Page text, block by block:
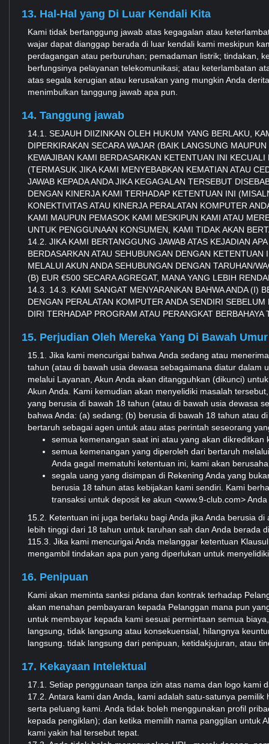
13. Hal-Hal yang Di Luar Kendali Kita
Kami tidak bertanggung jawab atas kegagalan atau
wajar dapat dianggap berada di luar kendali kami meskipun
perdagangan atau perburuhan; pemadaman listrik; tindakan,
berfungsinya pelayanan telekomunikasi; atau keterlambatan
atas segala kerugian atau kerusakan yang mungkin Anda
menimbulkan tanggung jawab apa pun.
14. Tanggung jawab
14.1. SEJAUH DIIZINKAN OLEH HUKUM YANG BERLAKU,
DIPERKIRAKAN SECARA WAJAR (BAIK LANGSUNG
KEWAJIBAN KAMI BERDASARKAN KETENTUAN INI
(TERMASUK JIKA KAMI MENYEBABKAN KEMATIAN ATAU
JAWAB KEPADA ANDA JIKA KEGAGALAN TERSEBUT
DENGAN KINERJA KAMI TERHADAP KETENTUAN INI
KONEKTIVITAS ATAU KINERJA PERALATAN KOMPUTER
KAMI MAUPUN PEMASOK KAMI MESKIPUN KAMI ATAU
UNTUK PENGGUNAAN KONSUMEN, KAMI TIDAK AKAN
14.2. JIKA KAMI BERTANGGUNG JAWAB ATAS KEJADIAN
BERDASARKAN ATAU SEHUBUNGAN DENGAN
MELALUI AKUN ANDA SEHUBUNGAN DENGAN TARUHAN/
(B) EUR €500 SECARA AGREGAT, MANA YANG LEBIH
14.3. 14.3. KAMI SANGAT MENYARANKAN BAHWA ANDA (I)
DENGAN PERALATAN KOMPUTER ANDA SENDIRI
DIRI TERHADAP PROGRAM ATAU PERANGKAT
15. Perjudian Oleh Mereka Yang Di Bawah Umur
15.1. Jika kami mencurigai bahwa Anda sedang atau
tahun (atau di bawah usia dewasa sebagaimana diatur dalam
melalui Layanan, Akun Anda akan ditangguhkan (dikunci)
Akun Anda. Kami kemudian akan menyelidiki masalah
yang berusia di bawah 18 tahun (atau di bawah usia dewasa
bahwa Anda: (a) sedang; (b) berusia di bawah 18 tahun atau
bertaruh sebagai agen untuk atau atas perintah seseorang
semua kemenangan saat ini atau yang akan dikreditkan
semua kemenangan yang diperoleh dari bertaruh
Anda gagal mematuhi ketentuan ini, kami akan
segala uang yang disimpan di Rekening Anda yang
berusia 18 tahun atas kebijakan kami sendiri. Kami
transaksi untuk deposit ke akun <www.9-club.com>
15.2. Ketentuan ini juga berlaku bagi Anda jika Anda berusia
lebih tinggi dari 18 tahun untuk taruhan sah dan Anda berada
115.3. Jika kami mencurigai Anda melanggar ketentuan
mengambil tindakan apa pun yang diperlukan untuk
16. Penipuan
Kami akan meminta sanksi pidana dan kontrak terhadap
akan menahan pembayaran kepada Pelanggan mana pun
untuk membayar kepada kami sesuai permintaan semua
langsung, tidak langsung atau konsekuensial, hilangnya
langsung. tidak langsung dari penipuan, ketidakjujuran, atau
17. Kekayaan Intelektual
17.1. Setiap penggunaan tanpa izin atas nama dan logo kami
17.2. Antara kami dan Anda, kami adalah satu-satunya
serta peluang kami. Anda tidak boleh menggunakan profil
kepada pengiklan); dan ketika memilih nama panggilan untuk
kami yakin hal tersebut tepat.